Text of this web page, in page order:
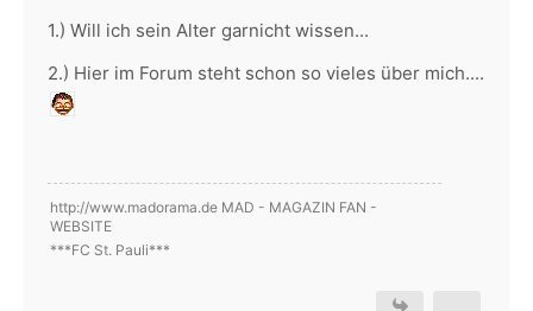
1.) Will ich sein Alter garnicht wissen...
2.) Hier im Forum steht schon so vieles über mich....
http://www.madorama.de MAD - MAGAZIN FAN -
WEBSITE
***FC St. Pauli***